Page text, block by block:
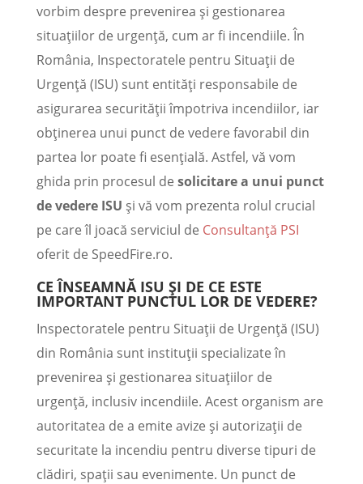
vorbim despre prevenirea și gestionarea
situațiilor de urgență, cum ar fi incendiile. În
România, Inspectoratele pentru Situații de
Urgență (ISU) sunt entități responsabile de
asigurarea securității împotriva incendiilor, iar
obținerea unui punct de vedere favorabil din
partea lor poate fi esențială. Astfel, vă vom
ghida prin procesul de solicitare a unui punct
de vedere ISU și vă vom prezenta rolul crucial
pe care îl joacă serviciul de Consultanță PSI
oferit de SpeedFire.ro.
CE ÎNSEAMNĂ ISU ȘI DE CE ESTE
IMPORTANT PUNCTUL LOR DE VEDERE?
Inspectoratele pentru Situații de Urgență (ISU)
din România sunt instituții specializate în
prevenirea și gestionarea situațiilor de
urgență, inclusiv incendiile. Acest organism are
autoritatea de a emite avize și autorizații de
securitate la incendiu pentru diverse tipuri de
clădiri, spații sau evenimente. Un punct de